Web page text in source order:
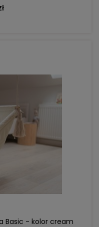
Basic - kolor cream